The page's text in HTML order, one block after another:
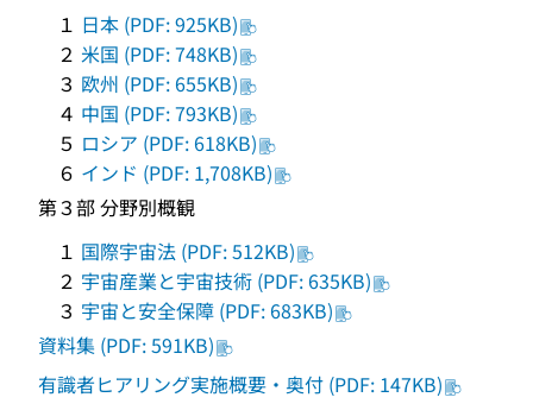
１ 日本 (PDF: 925KB)
２ 米国 (PDF: 748KB)
３ 欧州 (PDF: 655KB)
４ 中国 (PDF: 793KB)
５ ロシア (PDF: 618KB)
６ インド (PDF: 1,708KB)
第３部 分野別概観
１ 国際宇宙法 (PDF: 512KB)
２ 宇宙産業と宇宙技術 (PDF: 635KB)
３ 宇宙と安全保障 (PDF: 683KB)
資料集 (PDF: 591KB)
有識者ヒアリング実施概要・奥付 (PDF: 147KB)